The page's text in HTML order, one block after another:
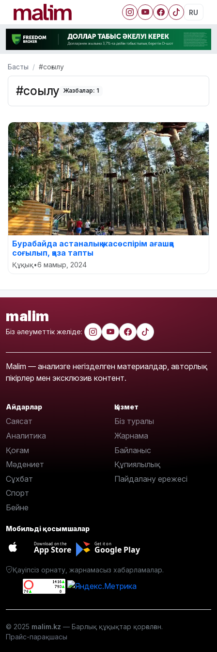
RU
Басты #соғылу
#соғылу Жазбалар: 1
Бурабайда астаналық жасөспірім ағашқа
соғылып, қаза тапты
Құқық•6 мамыр, 2024
malim
Біз әлеуметтік желіде:
Malim — анализге негізделген материалдар, авторлық
пікірлер мен эксклюзив контент.
Айдарлар
Саясат
Аналитика
Қоғам
Мәдениет
Сұхбат
Спорт
Бейне
Қызмет
Біз туралы
Жарнама
Байланыс
Құпиялылық
Пайдалану ережесі
Мобильді қосымшалар
Download on the
App Store
Get it on
Google Play
Қауіпсіз орнату, жарнамасыз хабарламалар.
© 2025 malim.kz — Барлық құқықтар қорғалған.
Прайс-парақшасы